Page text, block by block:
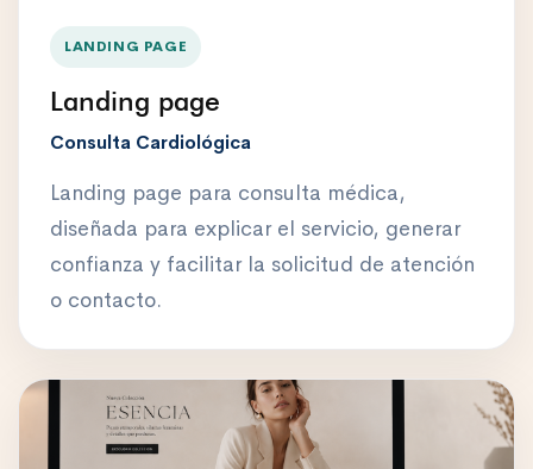
LANDING PAGE
Landing page
Consulta Cardiológica
Landing page para consulta médica,
diseñada para explicar el servicio, generar
confianza y facilitar la solicitud de atención
o contacto.